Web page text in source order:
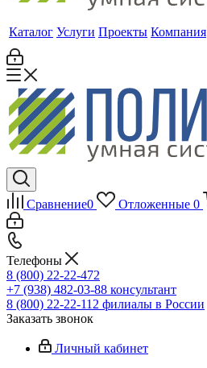
Каталог Услуги Проекты Компания
Сравнение0 Отложенные 0
Телефоны
8 (800) 22-22-472
+7 (938) 482-03-88 консультант
8 (800) 22-22-112 филиалы в России
Заказать звонок
Личный кабинет